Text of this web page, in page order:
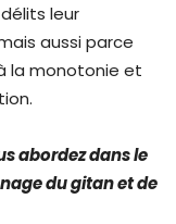
leur
aussi parce
la monotonie et
abordez dans le
du gitan et de